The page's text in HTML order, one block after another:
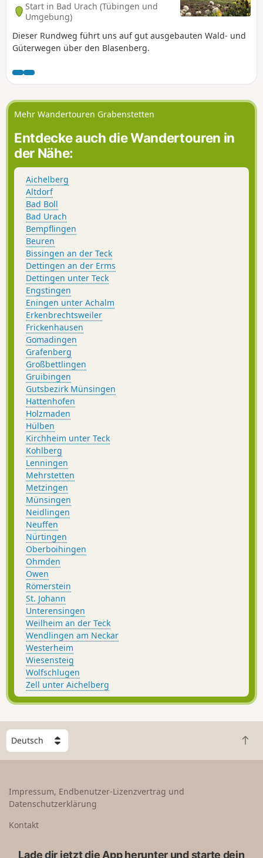
Start in Bad Urach (Tübingen und
Umgebung)
Dieser Rundweg führt uns auf gut ausgebauten Wald- und
Güterwegen über den Blasenberg.
Mehr Wandertouren Grabenstetten
Entdecke auch die Wandertouren in
der Nähe:
Aichelberg
Altdorf
Bad Boll
Bad Urach
Bempflingen
Beuren
Bissingen an der Teck
Dettingen an der Erms
Dettingen unter Teck
Engstingen
Eningen unter Achalm
Erkenbrechtsweiler
Frickenhausen
Gomadingen
Grafenberg
Großbettlingen
Gruibingen
Gutsbezirk Münsingen
Hattenhofen
Holzmaden
Hülben
Kirchheim unter Teck
Kohlberg
Lenningen
Mehrstetten
Metzingen
Münsingen
Neidlingen
Neuffen
Nürtingen
Oberboihingen
Ohmden
Owen
Römerstein
St. Johann
Unterensingen
Weilheim an der Teck
Wendlingen am Neckar
Westerheim
Wiesensteig
Wolfschlugen
Zell unter Aichelberg
W
ä
h
e
n
Z
u
Impressum, Endbenutzer-Lizenzvertrag und
Datenschutzerklärung
Kontakt
Lade dir jetzt die App herunter und starte dein